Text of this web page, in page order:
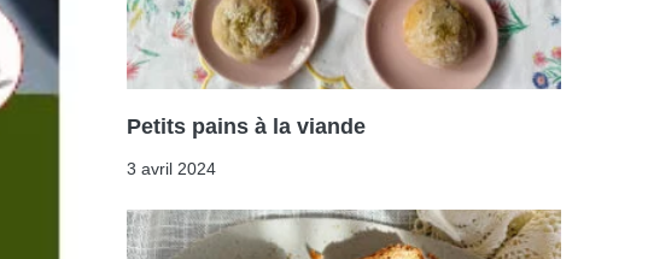
Petits pains à la viande
3 avril 2024